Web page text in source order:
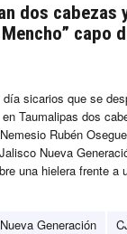
dos cabezas
capo
sicarios que se
Taumalipas dos
Rubén
Nueva
una hielera frente a
Generación